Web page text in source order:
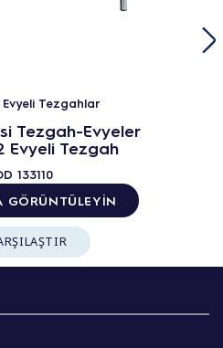
Tezgahlar
Tezgah-Evyeler
Evyeli Tezgah
133110
GÖRÜNTÜLEYIN